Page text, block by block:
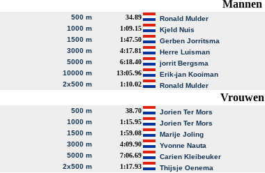
Mannen
500 m 34.89 Ronald Mulder
1000 m
1:09.15 Kjeld Nuis
1500 m
1:47.50 Gerben Jorritsma
3000 m
4:17.81 Herre Luisman
5000 m
6:18.40 jorrit Bergsma
10000 m
13:05.96 Erik-jan Kooiman
2x500 m
1:10.02 Ronald Mulder
Vrouwen
500 m 38.70 Jorien Ter Mors
1000 m
1:15.95 Jorien Ter Mors
1500 m
1:59.08 Marije Joling
3000 m
4:09.90 Yvonne Nauta
5000 m
7:06.69 Carien Kleibeuker
2x500 m
1:17.93 Thijsje Oenema